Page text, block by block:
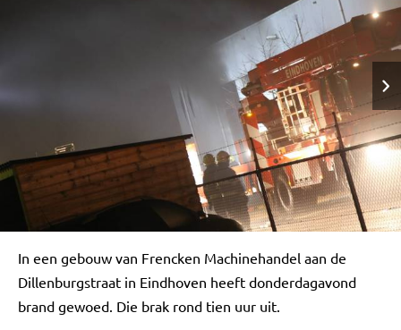
In een gebouw van Frencken Machinehandel aan de
Dillenburgstraat in Eindhoven heeft donderdagavond
brand gewoed. Die brak rond tien uur uit.